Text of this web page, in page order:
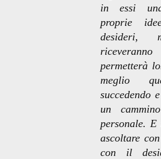
in essi
proprie
desideri,
permetterà
meglio
succedendo
un
personale.
ascoltare
con il